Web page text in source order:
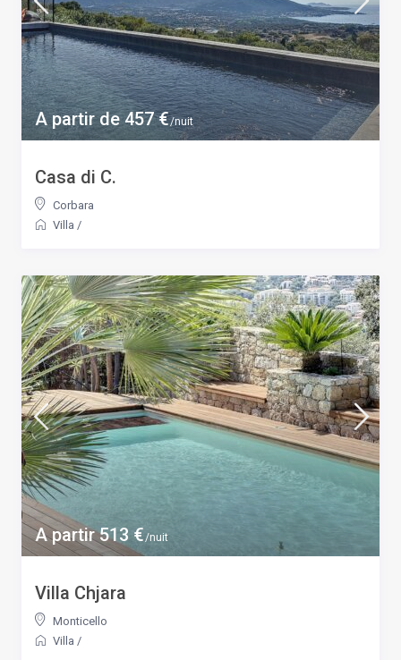
A partir de 457 €/nuit
Casa di C.
Corbara
Villa /
A partir 513 €/nuit
Villa Chjara
Monticello
Villa /